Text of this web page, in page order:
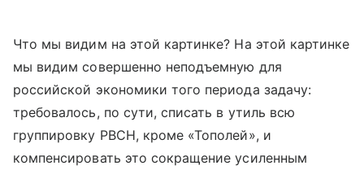
Что мы видим на этой картинке? На этой картинке
мы видим совершенно неподъемную для
российской экономики того периода задачу:
требовалось, по сути, списать в утиль всю
группировку РВСН, кроме «Тополей», и
компенсировать это сокращение усиленным